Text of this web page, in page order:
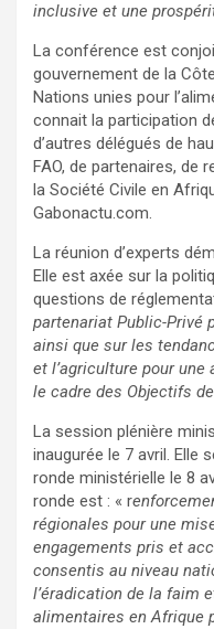
inclusive et une
La conférence est
gouvernement de la
Nations unies pour
connait la participation
d’autres délégués de
FAO, de partenaires, de
la Société Civile en
Gabonactu.com.
La réunion d’experts
Elle est axée sur la
questions de
partenariat Public-Privé
ainsi que sur les
et l’agriculture pour
le cadre des Objectifs
La session plénière
inaugurée le 7 avril. Elle
ronde ministérielle le 8
ronde est : « r
régionales pour une
engagements pris et
consentis au niveau
l’éradication de la faim
alimentaires en Afrique